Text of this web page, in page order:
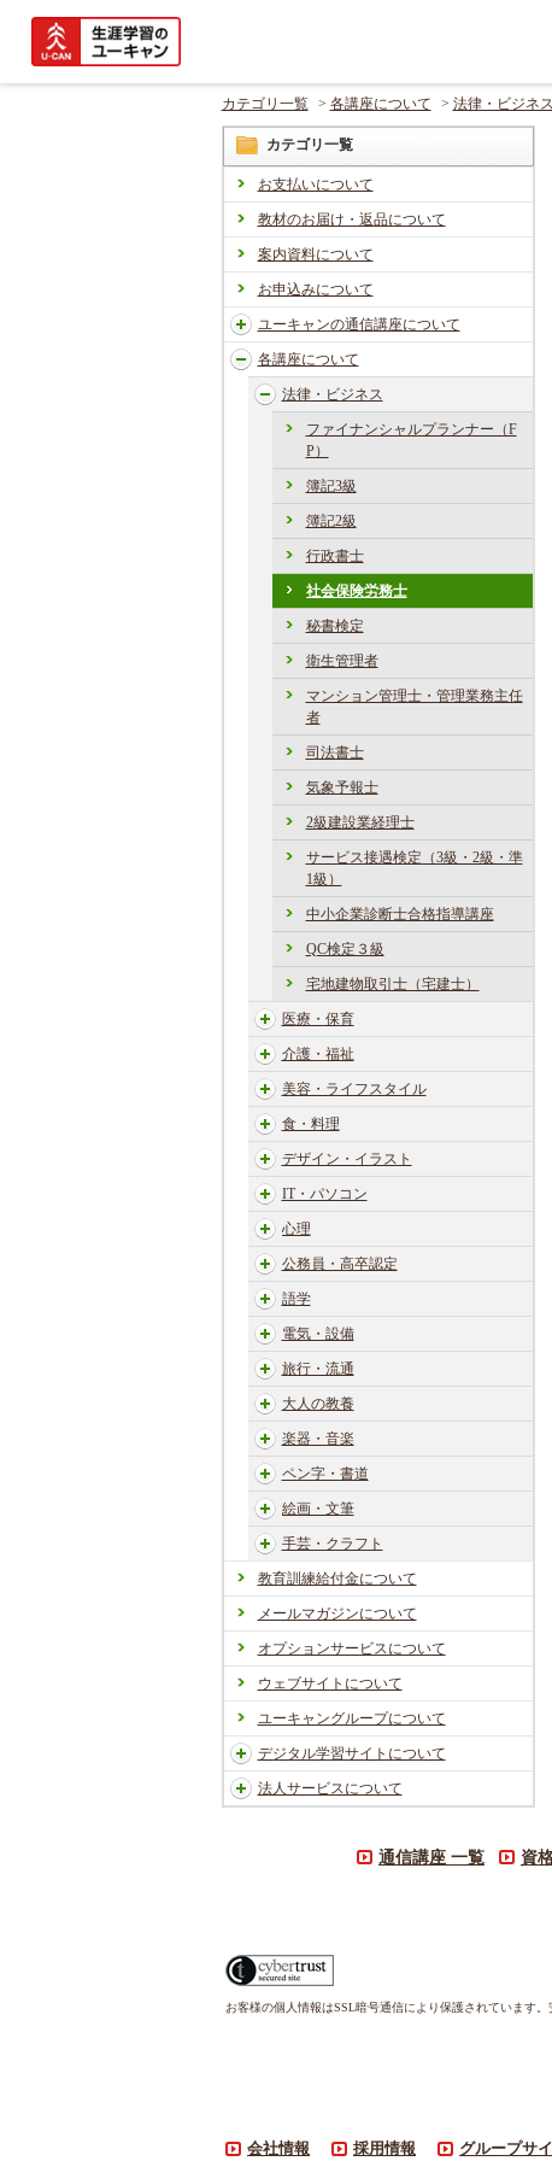
カテゴリ一覧 > 各講座について > 法律・ビジネス
カテゴリ一覧
お支払いについて
教材のお届け・返品について
案内資料について
お申込みについて
ユーキャンの通信講座について
各講座について
法律・ビジネス
ファイナンシャルプランナー（F
P）
簿記3級
簿記2級
行政書士
社会保険労務士
秘書検定
衛生管理者
マンション管理士・管理業務主任
者
司法書士
気象予報士
2級建設業経理士
サービス接遇検定（3級・2級・準
1級）
中小企業診断士合格指導講座
QC検定３級
宅地建物取引士（宅建士）
医療・保育
介護・福祉
美容・ライフスタイル
食・料理
デザイン・イラスト
IT・パソコン
心理
公務員・高卒認定
語学
電気・設備
旅行・流通
大人の教養
楽器・音楽
ペン字・書道
絵画・文筆
手芸・クラフト
教育訓練給付金について
メールマガジンについて
オプションサービスについて
ウェブサイトについて
ユーキャングループについて
デジタル学習サイトについて
法人サービスについて
通信講座 一覧 資
お客様の個人情報はSSL暗号通信により保護されています。
会社情報 採用情報 グループサ